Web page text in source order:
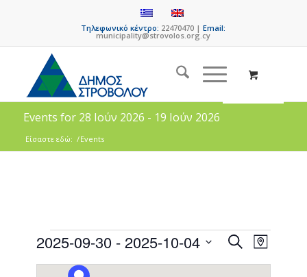
Τηλεφωνικό κέντρο: 22470470 |Email:
municipality@strovolos.org.cy
Events for 28 Ιούν 2026 - 19 Ιούν 2026
Είσαστε εδώ: /Events
Events
Search
SearchEvent
Views
Map
2025-09-30 - 2025-10-04